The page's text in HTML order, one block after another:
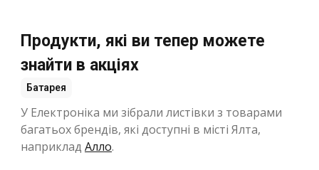
Продукти, які ви тепер можете
знайти в акціях
Батарея
У Електроніка ми зібрали листівки з товарами
багатьох брендів, які доступні в місті Ялта,
наприклад Алло.